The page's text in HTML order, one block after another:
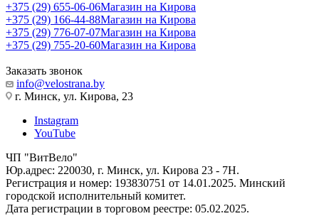
+375 (29) 655-06-06Магазин на Кирова
+375 (29) 166-44-88Магазин на Кирова
+375 (29) 776-07-07Магазин на Кирова
+375 (29) 755-20-60Магазин на Кирова
Заказать звонок
info@velostrana.by
г. Минск, ул. Кирова, 23
Instagram
YouTube
ЧП "ВитВело"
Юр.адрес: 220030, г. Минск, ул. Кирова 23 - 7Н.
Регистрация и номер: 193830751 от 14.01.2025. Минский
городской исполнительный комитет.
Дата регистрации в торговом реестре: 05.02.2025.